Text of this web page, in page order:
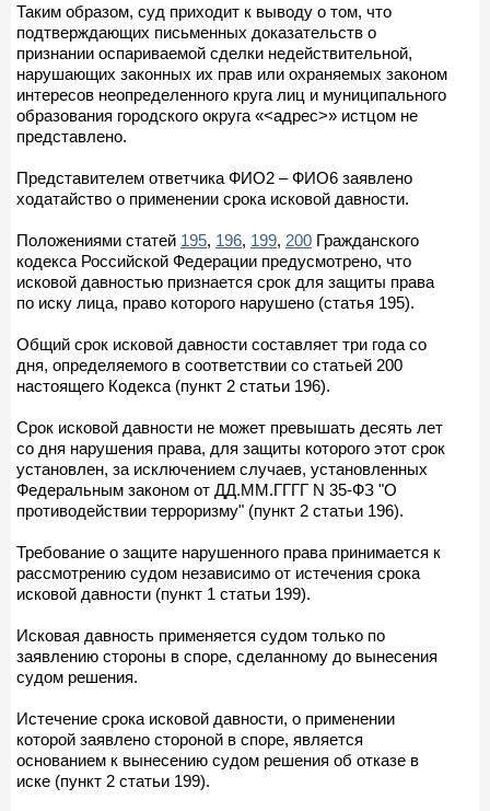
Таким образом, суд приходит к выводу о том, что
подтверждающих письменных доказательств о
признании оспариваемой сделки недействительной,
нарушающих законных их прав или охраняемых законом
интересов неопределенного круга лиц и муниципального
образования городского округа «<адрес>» истцом не
представлено.
Представителем ответчика ФИО2 – ФИО6 заявлено
ходатайство о применении срока исковой давности.
Положениями статей 195, 196, 199, 200 Гражданского
кодекса Российской Федерации предусмотрено, что
исковой давностью признается срок для защиты права
по иску лица, право которого нарушено (статья 195).
Общий срок исковой давности составляет три года со
дня, определяемого в соответствии со статьей 200
настоящего Кодекса (пункт 2 статьи 196).
Срок исковой давности не может превышать десять лет
со дня нарушения права, для защиты которого этот срок
установлен, за исключением случаев, установленных
Федеральным законом от ДД.ММ.ГГГГ N 35-ФЗ "О
противодействии терроризму" (пункт 2 статьи 196).
Требование о защите нарушенного права принимается к
рассмотрению судом независимо от истечения срока
исковой давности (пункт 1 статьи 199).
Исковая давность применяется судом только по
заявлению стороны в споре, сделанному до вынесения
судом решения.
Истечение срока исковой давности, о применении
которой заявлено стороной в споре, является
основанием к вынесению судом решения об отказе в
иске (пункт 2 статьи 199).